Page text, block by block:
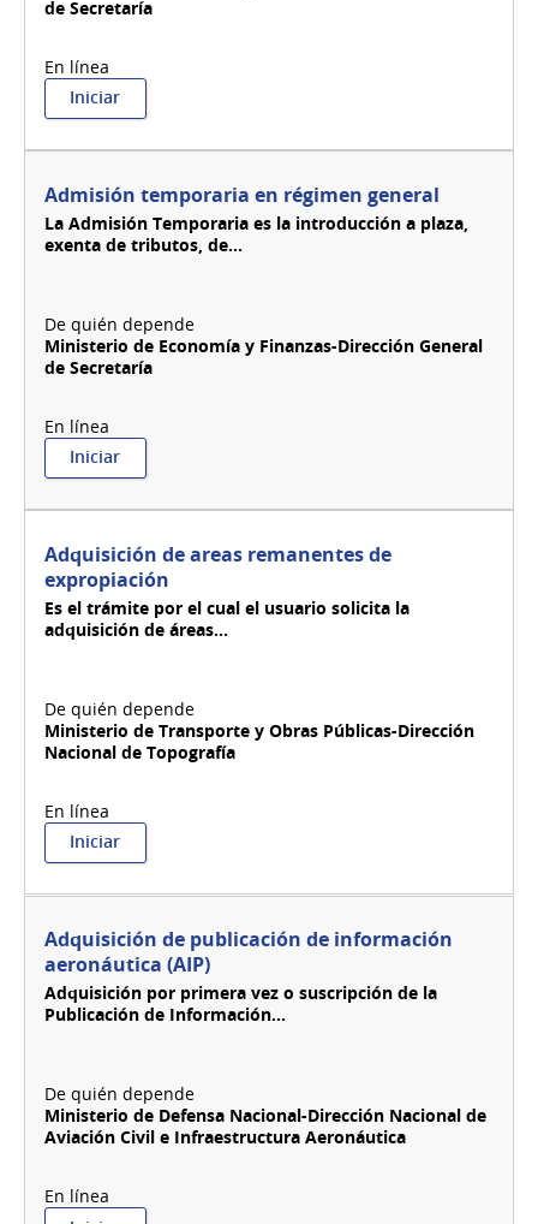
de Secretaría
Iniciar:
Admisión
proyecto
de
inversión
Admisión temporaria en régimen general
La Admisión Temporaria es la introducción a plaza,
exenta de tributos, de...
Ministerio de Economía y Finanzas-Dirección General
de Secretaría
Iniciar:
Admisión
régimen
general
Adquisición de areas remanentes de
expropiación
Es el trámite por el cual el usuario solicita la
adquisición de áreas...
Ministerio de Transporte y Obras Públicas-Dirección
Nacional de Topografía
Iniciar:
Adquisición
remanentes
de
expropiación
Adquisición de publicación de información
aeronáutica (AIP)
Adquisición por primera vez o suscripción de la
Publicación de Información...
Ministerio de Defensa Nacional-Dirección Nacional de
Aviación Civil e Infraestructura Aeronáutica